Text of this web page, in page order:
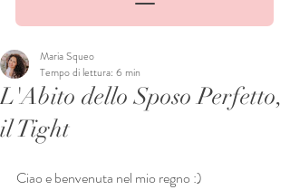
L'Abito dello Sposo Perfetto,
il Tight
Maria Squeo
Tempo di lettura: 6 min
Ciao e benvenuta nel mio regno :)